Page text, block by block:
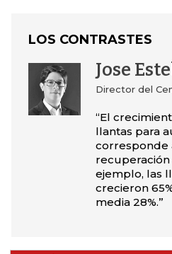
LOS CONTRASTES
Jose
Director del
“El
llantas para
corresponde
recuperación
ejemplo, las
crecieron
media 28%.”